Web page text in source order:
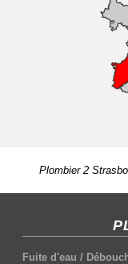
Plombier 2
Fuite d'eau /